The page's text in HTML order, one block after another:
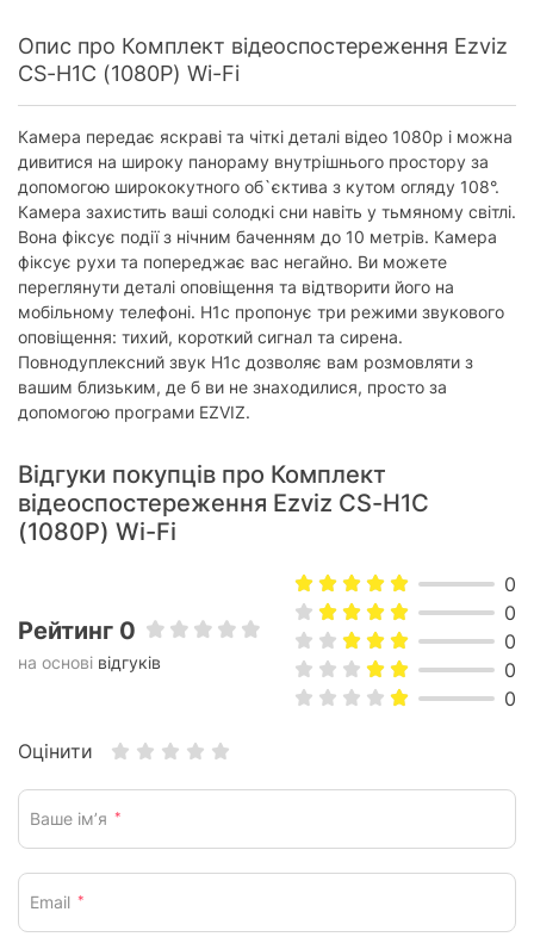
Опис про Комплект відеоспостереження Ezviz
CS-H1C (1080P) Wi-Fi
Камера передає яскраві та чіткі деталі відео 1080p і можна
дивитися на широку панораму внутрішнього простору за
допомогою ширококутного об`єктива з кутом огляду 108°.
Камера захистить ваші солодкі сни навіть у тьмяному світлі.
Вона фіксує події з нічним баченням до 10 метрів. Камера
фіксує рухи та попереджає вас негайно. Ви можете
переглянути деталі оповіщення та відтворити його на
мобільному телефоні. H1c пропонує три режими звукового
оповіщення: тихий, короткий сигнал та сирена.
Повнодуплексний звук H1c дозволяє вам розмовляти з
вашим близьким, де б ви не знаходилися, просто за
допомогою програми EZVIZ.
Відгуки покупців про Комплект
відеоспостереження Ezviz CS-H1C
(1080P) Wi-Fi
Рейтинг 0
на основі відгуків
0
0
0
0
0
Оцінити
Ваше ім’я *
Email *